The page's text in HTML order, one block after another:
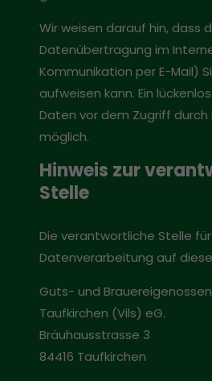
Wir weisen darauf hin, dass
Datenübertragung im
Kommunikation per E-Mail)
aufweisen kann. Ein
Daten vor dem Zugriff
möglich.
Hinweis zur
Stelle
Die verantwortliche Stelle
Datenverarbeitung auf
Guts- und
Taufkirchen (Vils) eG.
Bräuhausstrasse 3
84416 Taufkirchen